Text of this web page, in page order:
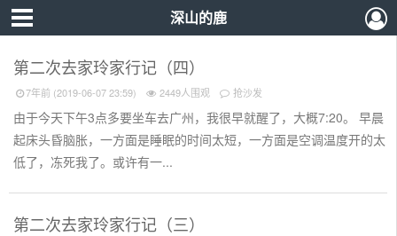
深山的鹿
第二次去家玲家行记（四）
7年前 (2019-06-07 23:59) 2449人围观 抢沙发
由于今天下午3点多要坐车去广州，我很早就醒了，大概7:20。 早晨
起床头昏脑胀，一方面是睡眠的时间太短，一方面是空调温度开的太
低了，冻死我了。或许有一...
第二次去家玲家行记（三）